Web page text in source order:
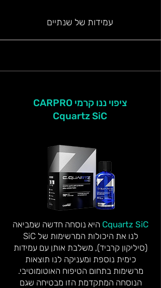
עמידות של שנתיים
ציפוי ננו קרמי CARPRO
Cquartz SiC
Cquartz SiC היא נוסחה חדשה שמביאה
לנו את היכולות המרשימות של SiC
(סיליקון קרביד), משלבת אותן עם עמידות
כימית נוספת ומעניקה לנו תוצאות
מרשימות בתחום הטיפוח האוטומוטיבי.
הנוסחה המתקדמת הזו מבטיחה שגם